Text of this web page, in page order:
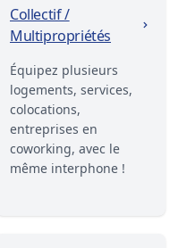
Collectif /
Multipropriétés
Équipez plusieurs
logements, services,
colocations,
entreprises en
coworking, avec le
même interphone !